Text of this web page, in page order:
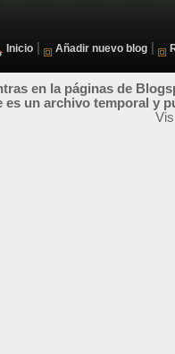
Inicio Añadir nuevo blog
en la páginas de
es un archivo temporal y